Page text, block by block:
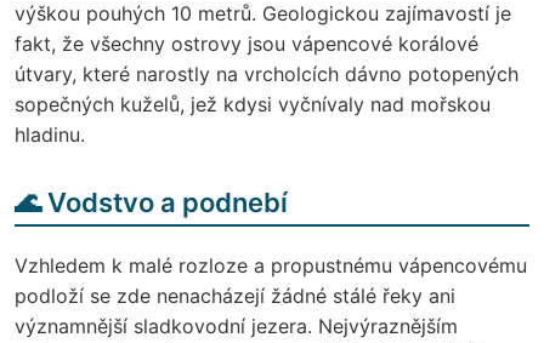
výškou pouhých 10 metrů. Geologickou zajímavostí je
fakt, že všechny ostrovy jsou vápencové korálové
útvary, které narostly na vrcholcích dávno potopených
sopečných kuželů, jež kdysi vyčnívaly nad mořskou
hladinu.
🌊 Vodstvo a podnebí
Vzhledem k malé rozloze a propustnému vápencovému
podloží se zde nenacházejí žádné stálé řeky ani
významnější sladkovodní jezera. Nejvýraznějším